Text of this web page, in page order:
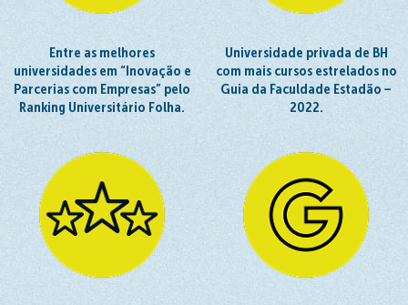
Entre as melhores
universidades em “Inovação e
Parcerias com Empresas” pelo
Ranking Universitário Folha.
Universidade privada de BH
com mais cursos estrelados no
Guia da Faculdade Estadão −
2022.